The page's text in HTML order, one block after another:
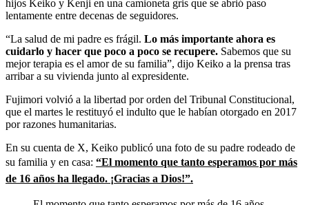
hijos Keiko y Kenji en una camioneta gris que se abrió paso
lentamente entre decenas de seguidores.
“La salud de mi padre es frágil. Lo más importante ahora es
cuidarlo y hacer que poco a poco se recupere. Sabemos que su
mejor terapia es el amor de su familia”, dijo Keiko a la prensa tras
arribar a su vivienda junto al expresidente.
Fujimori volvió a la libertad por orden del Tribunal Constitucional,
que el martes le restituyó el indulto que le habían otorgado en 2017
por razones humanitarias.
En su cuenta de X, Keiko publicó una foto de su padre rodeado de
su familia y en casa: “El momento que tanto esperamos por más
de 16 años ha llegado. ¡Gracias a Dios!”.